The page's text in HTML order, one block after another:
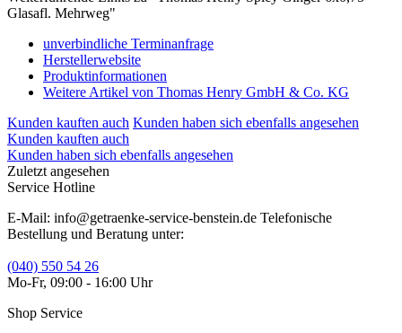
Glasafl. Mehrweg"
unverbindliche Terminanfrage
Herstellerwebsite
Produktinformationen
Weitere Artikel von Thomas Henry GmbH & Co. KG
Kunden kauften auch Kunden haben sich ebenfalls angesehen
Kunden kauften auch
Kunden haben sich ebenfalls angesehen
Zuletzt angesehen
Service Hotline
E-Mail: info@getraenke-service-benstein.de Telefonische
Bestellung und Beratung unter:
(040) 550 54 26
Mo-Fr, 09:00 - 16:00 Uhr
Shop Service